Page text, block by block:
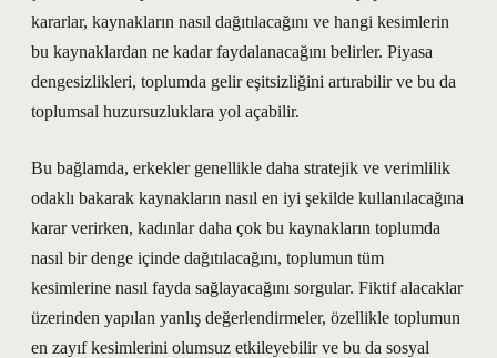
kararlar, kaynakların nasıl dağıtılacağını ve hangi kesimlerin
bu kaynaklardan ne kadar faydalanacağını belirler. Piyasa
dengesizlikleri, toplumda gelir eşitsizliğini artırabilir ve bu da
toplumsal huzursuzluklara yol açabilir.
Bu bağlamda, erkekler genellikle daha stratejik ve verimlilik
odaklı bakarak kaynakların nasıl en iyi şekilde kullanılacağına
karar verirken, kadınlar daha çok bu kaynakların toplumda
nasıl bir denge içinde dağıtılacağını, toplumun tüm
kesimlerine nasıl fayda sağlayacağını sorgular. Fiktif alacaklar
üzerinden yapılan yanlış değerlendirmeler, özellikle toplumun
en zayıf kesimlerini olumsuz etkileyebilir ve bu da sosyal